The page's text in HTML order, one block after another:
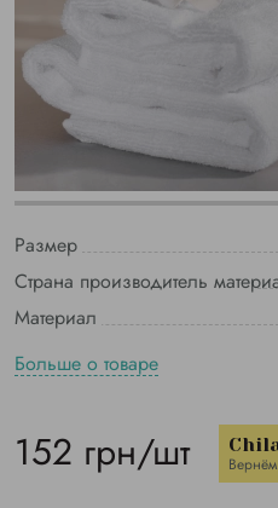
Размер
Страна производитель
Материал
Больше о товаре
152 грн/шт